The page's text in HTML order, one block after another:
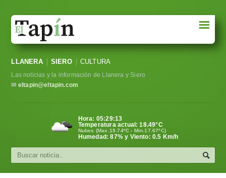
Sociedad
Política
Cultura
☰
LLANERA SIERO CULTURA
Las noticias y la información de Llanera y Siero
✉ eltapin@eltapin.com
Hora: 05:29:13
Temperatura actual:18.49°C
Nubes (Max.19.74ºC - Min.17.67ºC)
Humedad: 87% y Viento: 0.5 Km/h